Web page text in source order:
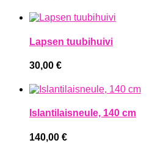
Lapsen tuubihuivi
30,00 €
Islantilaisneule, 140 cm
140,00 €